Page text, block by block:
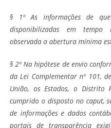
§ 1º As informações de
disponibilizadas em
observada a abertura mínima
§ 2º Na hipótese de envio
da Lei Complementar nº 101,
União, os Estados, o Distrito
cumprido o disposto no caput,
de informações e dados
portais de transparência